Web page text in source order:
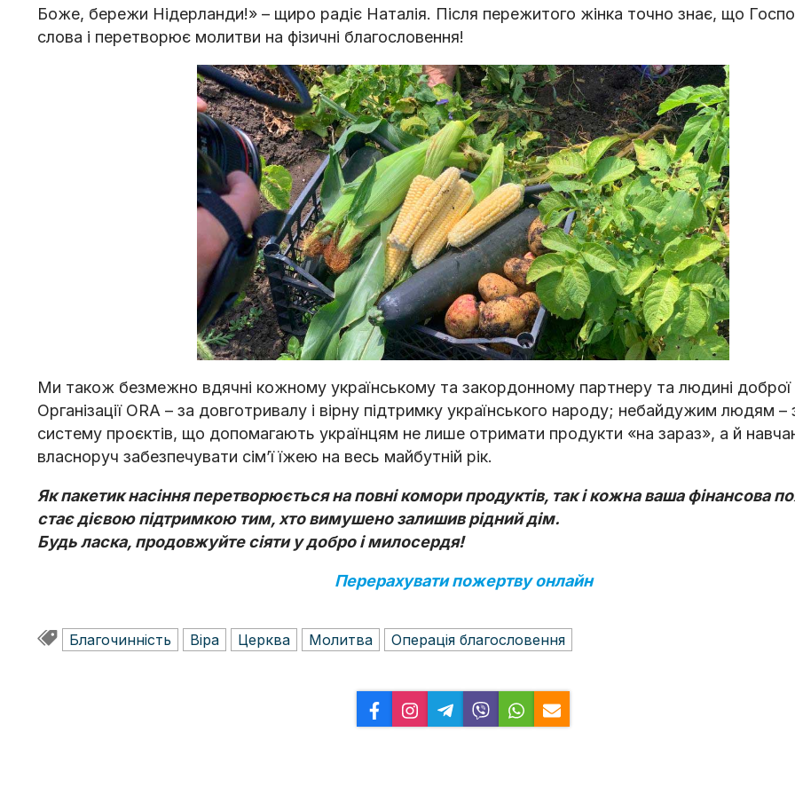
Боже, бережи Нідерланди!» – щиро радіє Наталія. Після пережитого жінка точно знає, що
слова і перетворює молитви на фізичні благословення!
Ми також безмежно вдячні кожному українському та закордонному партнеру та людині доброї
Організації ОRA – за довготривалу і вірну підтримку українського народу; небайдужим людям
систему проєктів, що допомагають українцям не лише отримати продукти «на зараз», а й
власноруч забезпечувати сімʼї їжею на весь майбутній рік.
Як пакетик насіння перетворюється на повні комори продуктів, так і кожна ваша фінансова
стає дієвою підтримкою тим, хто вимушено залишив рідний дім.
Будь ласка, продовжуйте сіяти у добро і милосердя!
Перерахувати пожертву онлайн
Благочинність Віра Церква Молитва Операція благословeння